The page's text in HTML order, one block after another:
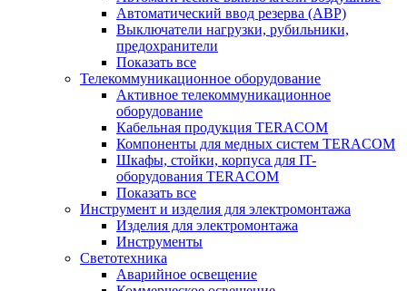
Автоматический ввод резерва (АВР)
Выключатели нагрузки, рубильники,
предохранители
Показать все
Телекоммуникационное оборудование
Активное телекоммуникационное
оборудование
Кабельная продукция TERACOM
Компоненты для медных систем TERACOM
Шкафы, стойки, корпуса для IT-
оборудования TERACOM
Показать все
Инструмент и изделия для электромонтажа
Изделия для электромонтажа
Инструменты
Светотехника
Аварийное освещение